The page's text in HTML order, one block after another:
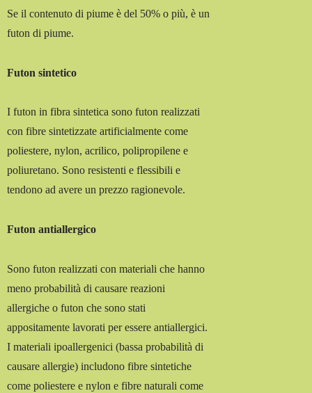
Se il contenuto di piume è del 50% o più, è un
futon di piume.
Futon sintetico
I futon in fibra sintetica sono futon realizzati
con fibre sintetizzate artificialmente come
poliestere, nylon, acrilico, polipropilene e
poliuretano. Sono resistenti e flessibili e
tendono ad avere un prezzo ragionevole.
Futon antiallergico
Sono futon realizzati con materiali che hanno
meno probabilità di causare reazioni
allergiche o futon che sono stati
appositamente lavorati per essere antiallergici.
I materiali ipoallergenici (bassa probabilità di
causare allergie) includono fibre sintetiche
come poliestere e nylon e fibre naturali come